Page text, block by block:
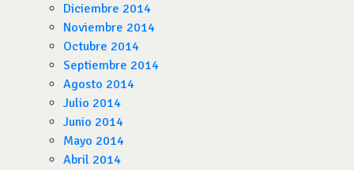
Diciembre 2014
Noviembre 2014
Octubre 2014
Septiembre 2014
Agosto 2014
Julio 2014
Junio 2014
Mayo 2014
Abril 2014